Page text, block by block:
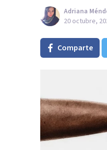
Adriana
20 octubre,
Comparte